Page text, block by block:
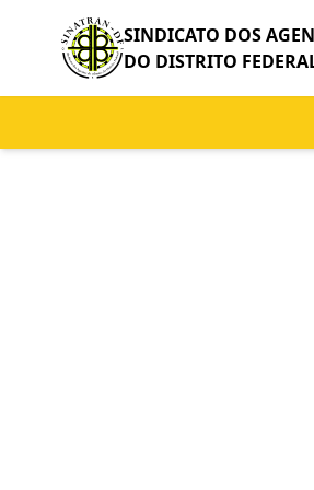
SINDICATO DOS
DO DISTRITO